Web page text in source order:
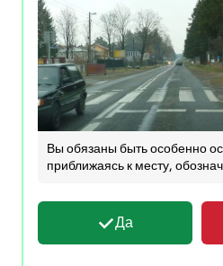
Вы обязаны быть особенно
приближаясь к месту,
Да